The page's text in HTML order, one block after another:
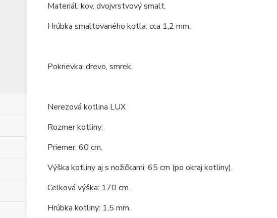
Materiál: kov, dvojvrstvový smalt.
Hrúbka smaltovaného kotla: cca 1,2 mm.
Pokrievka: drevo, smrek.
Nerezová kotlina LUX
Rozmer kotliny:
Priemer: 60 cm.
Výška kotliny aj s nožičkami: 65 cm (po okraj kotliny).
Celková výška: 170 cm.
Hrúbka kotliny: 1,5 mm.